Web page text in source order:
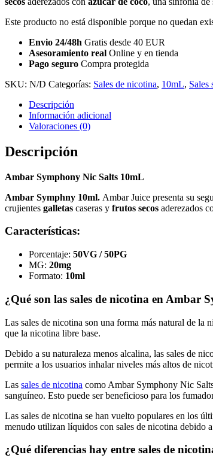
Este producto no está disponible porque no quedan
Envio 24/48h Gratis desde 40 EUR
Asesoramiento real Online y en tienda
Pago seguro Compra protegida
SKU: N/D Categorías: Sales de nicotina, 10mL, Sales
Descripción
Información adicional
Valoraciones (0)
Descripción
Ambar Symphony Nic Salts 10mL
Ambar Symphny 10ml. Ambar Juice presenta su
crujientes galletas caseras y frutos secos aderezados
Características:
Porcentaje: 50VG / 50PG
MG: 20mg
Formato: 10ml
¿Qué son las sales de nicotina en Ambar
Las sales de nicotina son una forma más natural de la
que la nicotina libre base.
Debido a su naturaleza menos alcalina, las sales de
permite a los usuarios inhalar niveles más altos de
Las sales de nicotina como Ambar Symphony Nic
sanguíneo. Esto puede ser beneficioso para los
Las sales de nicotina se han vuelto populares en los
menudo utilizan líquidos con sales de nicotina debido
¿Qué diferencias hay entre sales de